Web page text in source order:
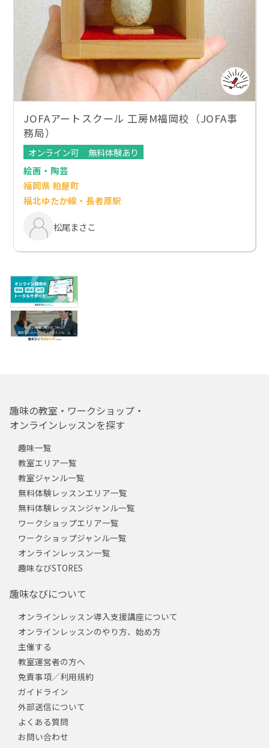
JOFAアートスクール 工房M福岡校（JOFA事
務局）
オンライン可
無料体験あり
絵画・陶芸
福岡県 粕屋町
福北ゆたか線・長者原駅
松尾まさこ
趣味の教室・ワークショップ・
オンラインレッスンを探す
趣味一覧
教室エリア一覧
教室ジャンル一覧
無料体験レッスンエリア一覧
無料体験レッスンジャンル一覧
ワークショップエリア一覧
ワークショップジャンル一覧
オンラインレッスン一覧
趣味なびSTORES
趣味なびについて
オンラインレッスン導入支援講座について
オンラインレッスンのやり方、始め方
主催する
教室運営者の方へ
免責事項／利用規約
ガイドライン
外部送信について
よくある質問
お問い合わせ